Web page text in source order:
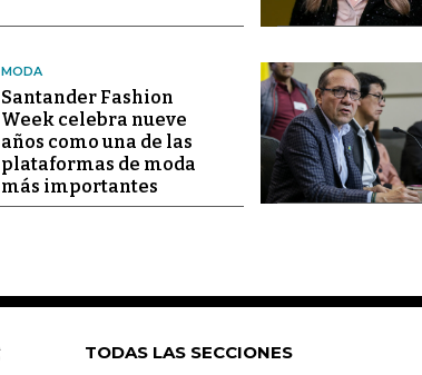
MODA
Santander Fashion
Week celebra nueve
años como una de las
plataformas de moda
más importantes
TODAS LAS SECCIONES